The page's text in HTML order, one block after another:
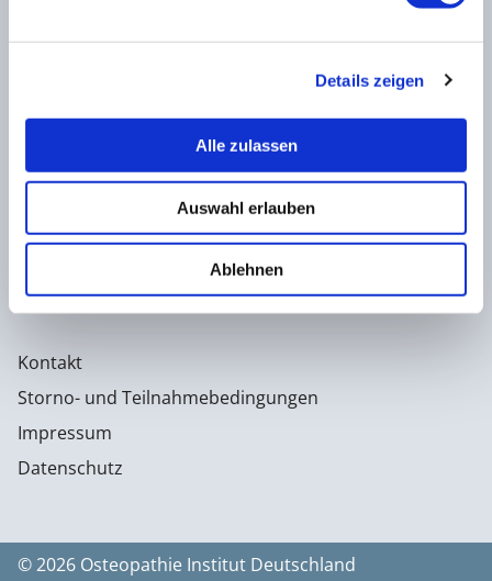
Details zeigen
Alle zulassen
Auswahl erlauben
Ablehnen
Konrad-Adenauer-Straße 6
Instagram
info@osteopathie-institut-deutschland.de
Kontakt
Storno- und Teilnahmebedingungen
Impressum
Datenschutz
© 2026 Osteopathie Institut Deutschland